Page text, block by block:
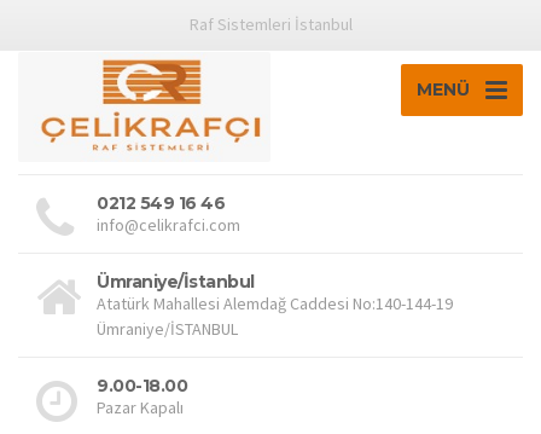
Raf Sistemleri İstanbul
MENÜ
0212 549 16 46
info@celikrafci.com
Ümraniye/İstanbul
Atatürk Mahallesi Alemdağ Caddesi No:140-144-19
Ümraniye/İSTANBUL
9.00-18.00
Pazar Kapalı